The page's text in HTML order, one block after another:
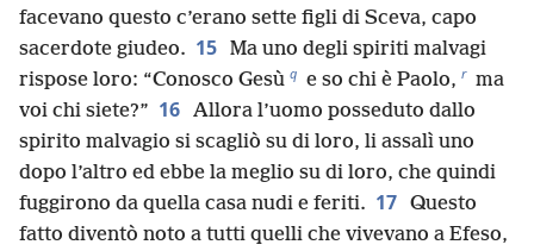
facevano questo c’erano sette figli di Sceva, capo
sacerdote giudeo. 15 Ma uno degli spiriti malvagi
rispose loro: “Conosco Gesù q e so chi è Paolo, r ma
voi chi siete?” 16 Allora l’uomo posseduto dallo
spirito malvagio si scagliò su di loro, li assalì uno
dopo l’altro ed ebbe la meglio su di loro, che quindi
fuggirono da quella casa nudi e feriti. 17 Questo
fatto diventò noto a tutti quelli che vivevano a Efeso,